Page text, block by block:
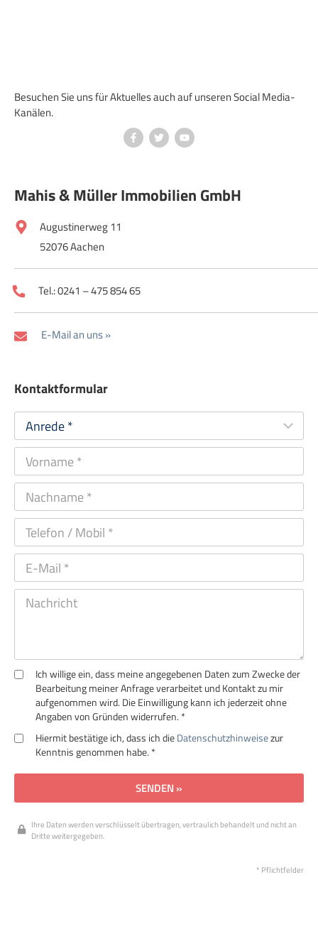
Besuchen Sie uns für Aktuelles auch auf unseren Social Media-
Kanälen.
Mahis & Müller Immobilien GmbH
Augustinerweg 11
52076 Aachen
Tel.: 0241 – 475 854 65
E-Mail an uns »
Kontaktformular
Ich willige ein, dass meine angegebenen Daten zum Zwecke der
Bearbeitung meiner Anfrage verarbeitet und Kontakt zu mir
aufgenommen wird. Die Einwilligung kann ich jederzeit ohne
Angaben von Gründen widerrufen. *
Hiermit bestätige ich, dass ich die Datenschutzhinweisezur
Kenntnis genommen habe. *
SENDEN »
Ihre Daten werden verschlüsselt übertragen, vertraulich behandelt und nicht an
Dritte weitergegeben.
* Pflichtfelder